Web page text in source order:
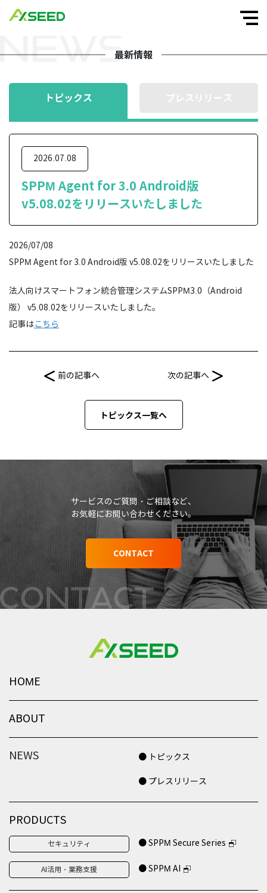
最新情報
トピックス
2026.07.08
SPPM Agent for 3.0 Android版
v5.08.02をリリースいたしました
2026/07/08
SPPM Agent for 3.0 Android版 v5.08.02をリリースいたしました
法人向けスマートフォン統合管理システムSPPM3.0（Android
版） v5.08.02をリリースいたしました。
記事はこちら
前の記事へ 次の記事へ
トピックス一覧へ
サービスのご質問・ご相談など、
お気軽にお問い合わせください。
CONTACT
HOME
ABOUT
NEWS ● トピックス
● プレスリリース
PRODUCTS
セキュリティ ● SPPM Secure Series
AI活用・業務支援 ● SPPM AI